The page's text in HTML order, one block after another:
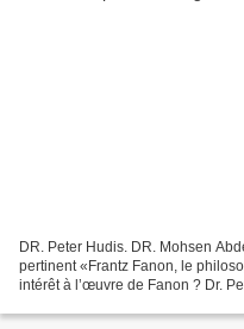
DR. Peter Hudis. DR. Mohsen
pertinent «Frantz Fanon, le
intérêt à l’œuvre de Fanon ? Dr.